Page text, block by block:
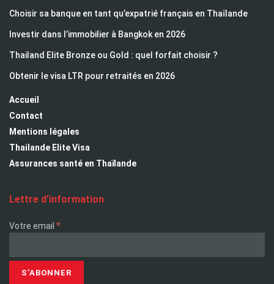
Choisir sa banque en tant qu’expatrié français en Thaïlande
Investir dans l’immobilier à Bangkok en 2026
Thailand Elite Bronze ou Gold : quel forfait choisir ?
Obtenir le visa LTR pour retraités en 2026
Accueil
Contact
Mentions légales
Thailande Elite Visa
Assurances santé en Thaïlande
Lettre d’information
Votre email *